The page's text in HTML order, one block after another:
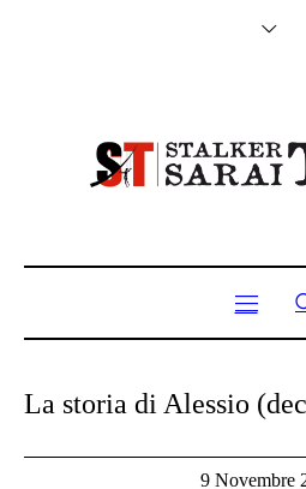
La storia di Alessio
9 Novembre